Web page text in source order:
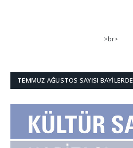
>br>
TEMMUZ AĞUSTOS SAYISI BAYILERDE